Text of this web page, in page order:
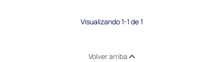
Visualizando 1-1 de 1
Volver arriba